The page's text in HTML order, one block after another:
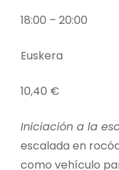
18:00 – 20:00
Euskera
10,40 €
Iniciación a la
escalada en
como vehículo